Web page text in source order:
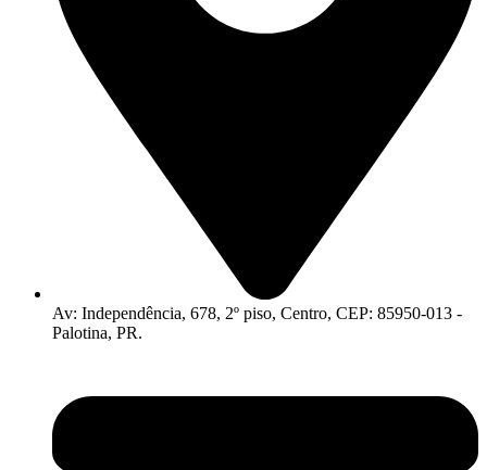
Av: Independência, 678, 2º piso, Centro, CEP: 85950-013 -
Palotina, PR.